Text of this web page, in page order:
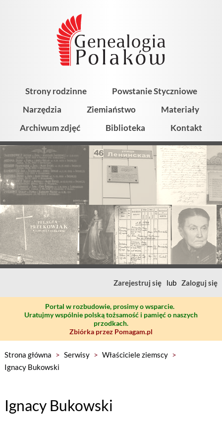
Strony rodzinne
Powstanie Styczniowe
Narzędzia
Ziemiaństwo
Materiały
Archiwum zdjęć
Biblioteka Kontakt
Zarejestruj się lub Zaloguj się
Portal w rozbudowie, prosimy o wsparcie.
Uratujmy wspólnie polską tożsamość i pamięć o naszych
przodkach.
Zbiórka przez Pomagam.pl
Strona główna > Serwisy > Właściciele ziemscy >
Ignacy Bukowski
Ignacy Bukowski